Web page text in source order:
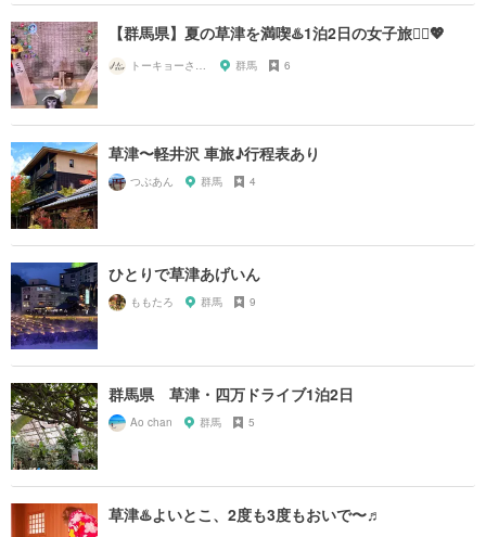
【群馬県】夏の草津を満喫♨️1泊2日の女子旅🧖‍♀️💖
トーキョーさんぽ 群馬 6
草津〜軽井沢 車旅♪行程表あり
つぶあん 群馬 4
ひとりで草津あげいん
ももたろ 群馬 9
群馬県 草津・四万ドライブ1泊2日
Ao chan 群馬 5
草津♨️よいとこ、2度も3度もおいで〜♬